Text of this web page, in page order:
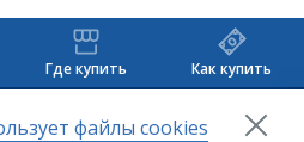
Где купить Как купить
файлы cookies